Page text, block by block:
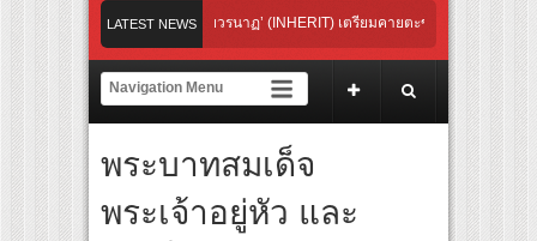
LATEST NEWS
ฟอร์มยักษ์ ‘คุณยายวรนาฏ’ (INHERIT) เตรียมคายตะขาบหนังไทยในรอบปฐมทัศน์โ
สุดชีวิต โกนหัวรับบทแม่ชี นำทีมนักแสดงประชันความสยอง!
ซปต์ “Modern City Feelings” สะท้อนความหลากหลายของผู้คนและการใช้ชีวิตผ่านเ
หลากหลายของผู้คนและช่วงเวลาต่างๆ ในชีวิตประจำวัน เพื่อการแต่งตัวที่ตอบโจทย์ทุก
ศิลปินชื่อดังจากเกาหลี และ “MINTTHY” จาก “MFlow Entertainment” เฉลิมฉลอ
ด (Birth)’ เชื่อมคัลเจอร์เกาหลี-ไทย ผ่านแฟชั่น ความงาม ดนตรี การแสดง และศิลปะ เข้
หยุดพิศวงกับภูตผีกุ๊กกู๋” เผยโปสเตอร์และตัวอย่างแรก ก่อนฉาย 24 กันยายนนี้
พระบาทสมเด็จ
พระเจ้าอยู่หัว และ